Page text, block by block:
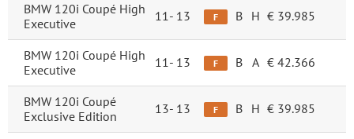
BMW 120i Coupé High
Executive
11- 13 F B H € 39.985
BMW 120i Coupé High
Executive
11- 13 F B A € 42.366
BMW 120i Coupé
Exclusive Edition
13- 13 F B H € 39.985